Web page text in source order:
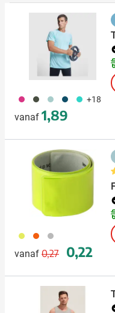
490 491 020 341 033 +18
vanaf 1,89
006 007 032
vanaf
Normale prijs
0,27
Speciale prijs
0,22